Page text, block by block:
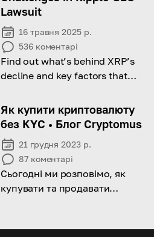
Lawsuit
16 травня 2025 р.
536 коментарі
Find out what’s behind XRP’s
decline and key factors that
Як купити криптовалюту
без KYC • Блог Cryptomus
21 грудня 2023 р.
87 коментарі
Сьогодні ми розповімо, як
купувати та продавати